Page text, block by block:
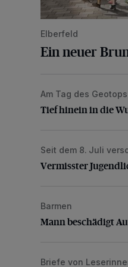
Elberfeld
Ein neuer
Tief hinein in die
Am Tag des Geotops
Tief hinein in die
Vermisster
Seit dem 8. Juli
Vermisster
Mann beschädigt
Barmen
Mann beschädigt
„Stoßdämpfertest
Briefe von